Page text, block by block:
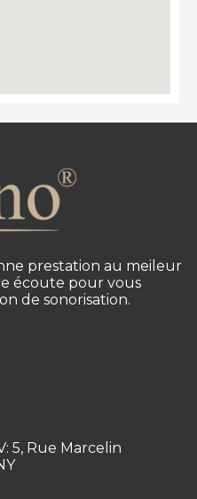
prestation au meileur
écoute pour vous
de sonorisation.
5, Rue Marcelin